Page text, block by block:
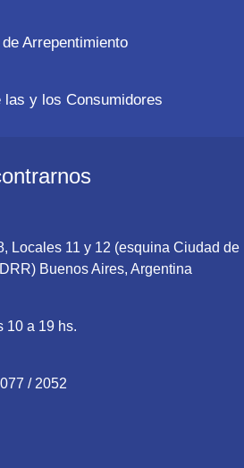
Arrepentimiento
las y los Consumidores
Locales 11 y 12 (esquina Ciudad de
Buenos Aires, Argentina
10 a 19 hs.
/ 2052